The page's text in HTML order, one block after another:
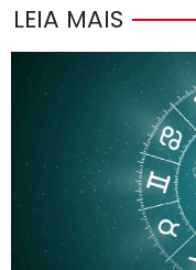
LEIA MAIS